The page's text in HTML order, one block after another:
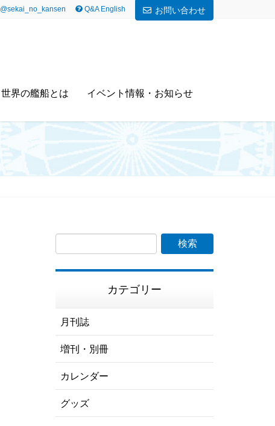
@sekai_no_kansen Q&A English お問い合わせ
世界の艦船とは イベント情報・お知らせ
カテゴリー
月刊誌
増刊・別冊
カレンダー
グッズ